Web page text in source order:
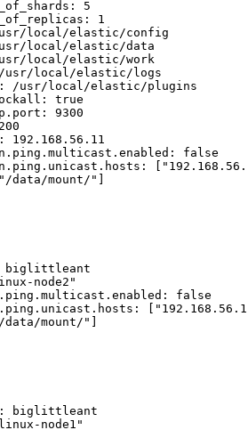
5
1
local/elastic/config
local/elastic/data
local/elastic/work
usr/local/elastic/logs
/usr/local/elastic/plugins
true
9300
192.168.56.11
false
data/mount/"]
biglittleant
node2"
false
mount/"]
biglittleant
node1"